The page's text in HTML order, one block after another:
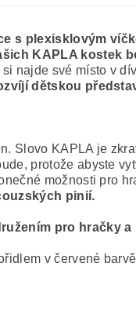
s plexisklovým
KAPLA kostek
najde své místo v
dětskou
KAPLA je
protože abyste
možnosti pro
pinií.
pro hračky a
v červené barvě